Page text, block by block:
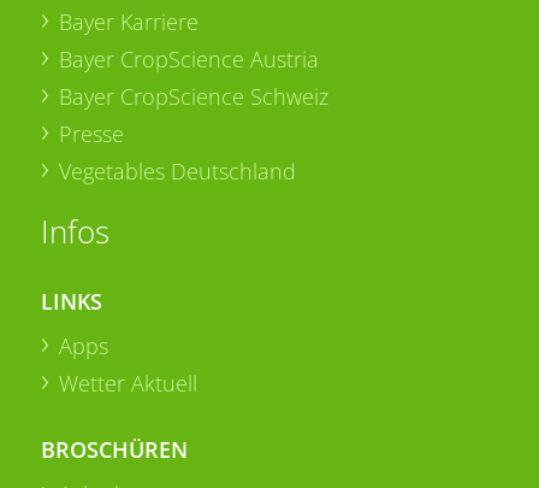
Bayer Karriere
Bayer CropScience Austria
Bayer CropScience Schweiz
Presse
Vegetables Deutschland
Infos
LINKS
Apps
Wetter Aktuell
BROSCHÜREN